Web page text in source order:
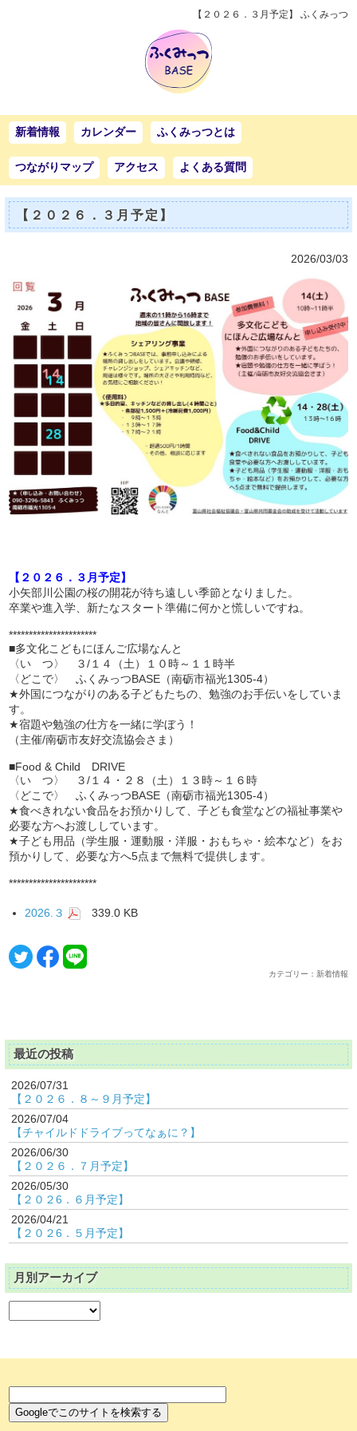
【２０２６．３月予定】 ふくみっつ
新着情報 カレンダー ふくみっつとは
つながりマップ アクセス よくある質問
【２０２６．３月予定】
2026/03/03
【２０２６．３月予定】
小矢部川公園の桜の開花が待ち遠しい季節となりました。
卒業や進入学、新たなスタート準備に何かと慌しいですね。
**********************
■多文化こどもにほんご広場なんと
〈い つ〉 ３/１４（土）１０時～１１時半
〈どこで〉 ふくみっつBASE（南砺市福光1305-4）
★外国につながりのある子どもたちの、勉強のお手伝いをしていま
す。
★宿題や勉強の仕方を一緒に学ぼう！
（主催/南砺市友好交流協会さま）
■Food & Child DRIVE
〈い つ〉 ３/１４・２８（土）１３時～１６時
〈どこで〉 ふくみっつBASE（南砺市福光1305-4）
★食べきれない食品をお預かりして、子ども食堂などの福祉事業や
必要な方へお渡ししています。
★子ども用品（学生服・運動服・洋服・おもちゃ・絵本など）をお
預かりして、必要な方へ5点まで無料で提供します。
**********************
2026.３ 339.0 KB
カテゴリー：新着情報
最近の投稿
2026/07/31
【２０２６．８～９月予定】
2026/07/04
【チャイルドドライブってなぁに？】
2026/06/30
【２０２６．７月予定】
2026/05/30
【２０２6．６月予定】
2026/04/21
【２０２6．５月予定】
月別アーカイブ